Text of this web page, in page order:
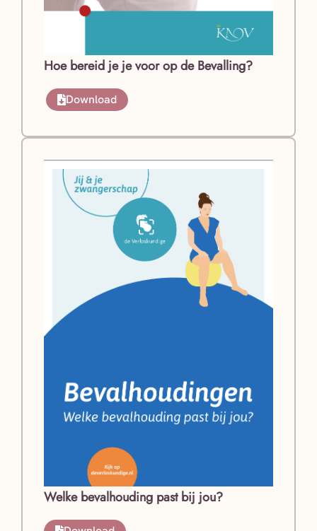
Hoe bereid je je voor op de Bevalling?
Download
Welke bevalhouding past bij jou?